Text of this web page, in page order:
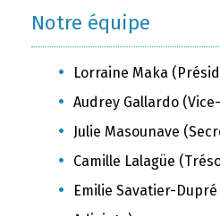
Notre équipe
Lorraine Maka
Audrey Gallardo
Julie Masounave
Camille Lalagüe
Emilie Savatier-